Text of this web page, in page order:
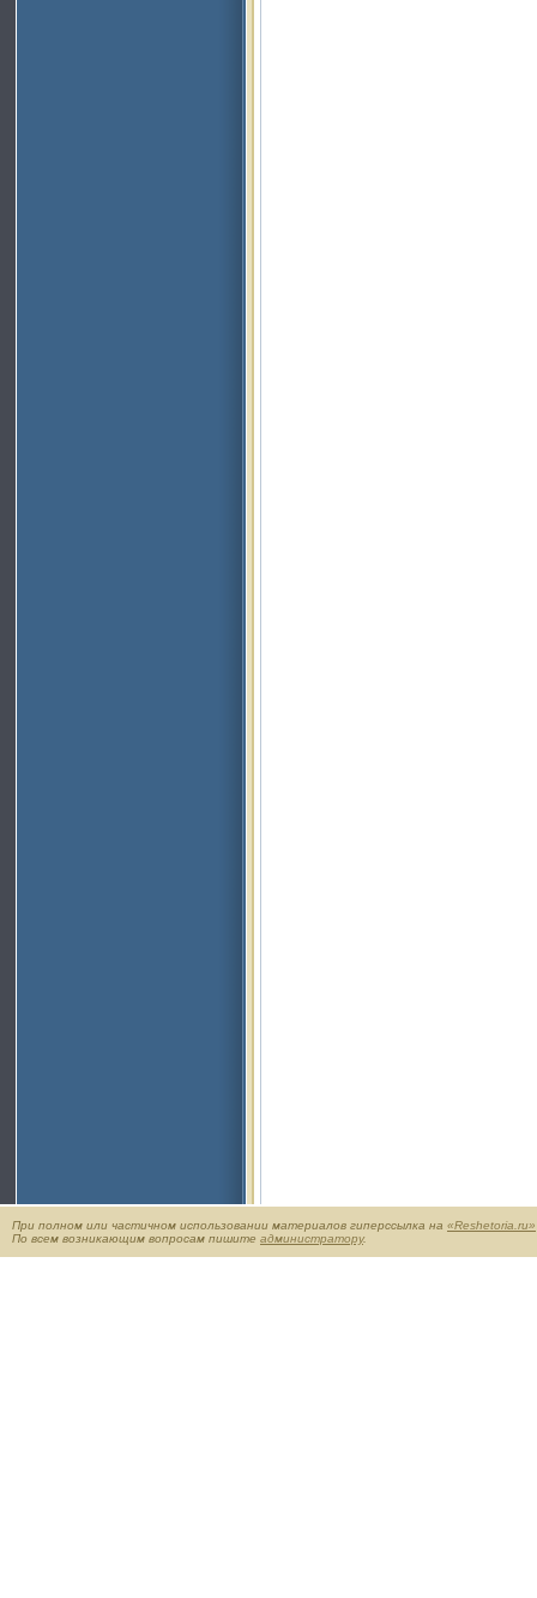
При полном или частичном использовании материалов гиперссылка на «Reshetoria.ru»
По всем возникающим вопросам пишите администратору.